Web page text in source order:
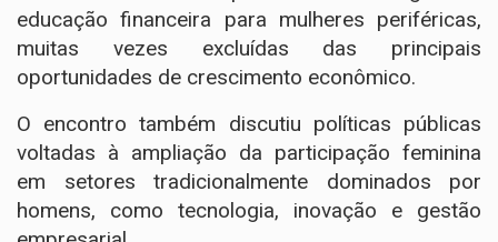
educação financeira para mulheres periféricas,
muitas vezes excluídas das principais
oportunidades de crescimento econômico.
O encontro também discutiu políticas públicas
voltadas à ampliação da participação feminina
em setores tradicionalmente dominados por
homens, como tecnologia, inovação e gestão